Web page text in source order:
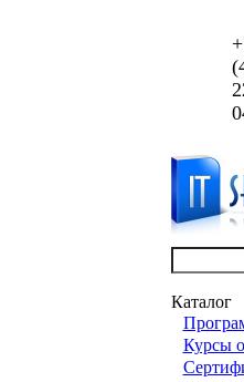
Каталог
Курсы